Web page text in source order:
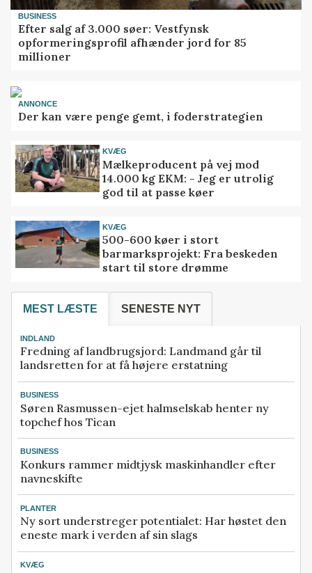
BUSINESS
Efter salg af 3.000 søer: Vestfynsk
opformeringsprofil afhænder jord for 85
millioner
ANNONCE
Der kan være penge gemt, i foderstrategien
KVÆG
Mælkeproducent på vej mod
14.000 kg EKM: - Jeg er utrolig
god til at passe køer
KVÆG
500-600 køer i stort
barmarksprojekt: Fra beskeden
start til store drømme
MEST LÆSTE SENESTE NYT
INDLAND
Fredning af landbrugsjord: Landmand går til
landsretten for at få højere erstatning
BUSINESS
Søren Rasmussen-ejet halmselskab henter ny
topchef hos Tican
BUSINESS
Konkurs rammer midtjysk maskinhandler efter
navneskifte
PLANTER
Ny sort understreger potentialet: Har høstet den
eneste mark i verden af sin slags
KVÆG